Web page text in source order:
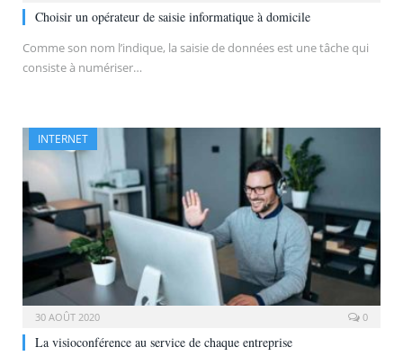
Choisir un opérateur de saisie informatique à domicile
Comme son nom l’indique, la saisie de données est une tâche qui
consiste à numériser…
INTERNET
30 AOÛT 2020 0
La visioconférence au service de chaque entreprise